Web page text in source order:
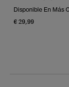
Disponible En Más
€ 29,99